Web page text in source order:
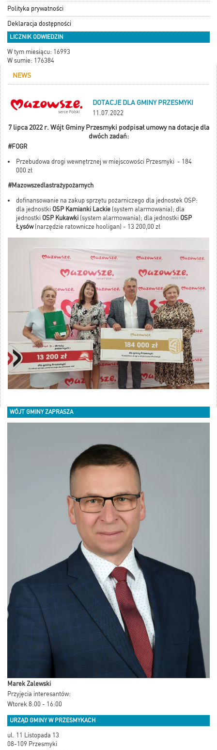
Polityka prywatności
Deklaracja dostępności
LICZNIK ODWIEDZIN
W tym miesiącu: 16993
W sumie: 176384
NEWS
DOTACJE DLA GMINY PRZESMYKI
11.07.2022
7 lipca 2022 r. Wójt Gminy Przesmyki podpisał umowy na dotacje dla
dwóch zadań:
#FOGR
Przebudowa drogi wewnętrznej w miejscowości Przesmyki - 184
000 zł
#Mazowszedlastrażypożarnych
dofinansowanie na zakup sprzętu pożarniczego dla jednostek OSP:
dla jednostki OSP Kamianki Lackie (system alarmowania); dla
jednostki OSP Kukawki (system alarmowania); dla jednostki OSP
Łysów(narzędzie ratownicze hooligan) - 13 200,00 zł
WÓJT GMINY ZAPRASZA
Marek Zalewski
Przyjęcia interesantów:
Wtorek 8:00 - 16:00
URZĄD GMINY W PRZESMYKACH
ul. 11 Listopada 13
08-109 Przesmyki